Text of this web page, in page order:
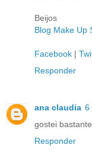
Beijos
Blog Make Up
Facebook |
Responder
ana claudia 6
gostei
Responder